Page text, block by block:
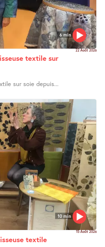
6 min
22 Août 2026
textile sur
sur soie depuis...
10 min
15 Août 2026
textile